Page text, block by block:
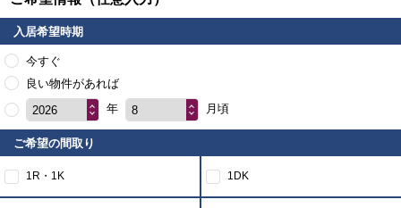
入居希望時期
今すぐ
良い物件があれば
2026
年 8 月頃
ご希望の間取り
1R・1K 1DK